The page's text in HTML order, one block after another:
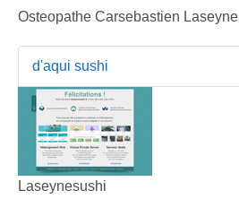
Osteopathe Carsebastien Laseyne
d'aqui sushi
Laseynesushi